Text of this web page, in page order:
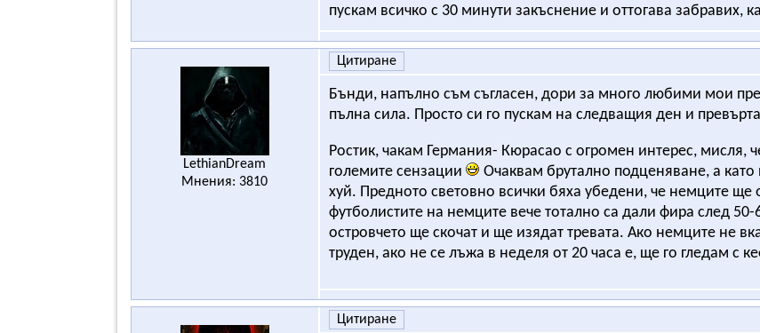
пускам всичко с 30 минути закъснение и оттогава забравих,
LethianDream
Мнения: 3810
Цитиране
Бънди, напълно съм съгласен, дори за много любими мои
пълна сила. Просто си го пускам на следващия ден и
Ростик, чакам Германия- Кюрасао с огромен интерес, мисля,
големите сензации
Очаквам брутално подценяване, а
хуй. Предното световно всички бяха убедени, че немците
футболистите на немците вече тотално са дали фира след
островчето ще скочат и ще изядат тревата. Ако немците не
труден, ако не се лъжа в неделя от 20 часа е, ще го гледам с
Цитиране